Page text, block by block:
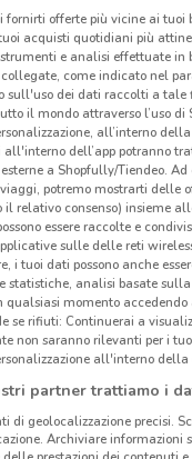
fornirti offerte più vicine ai tuoi
acquisti quotidiani più
e analisi effettuate
come indicato nel
sull'uso dei dati raccolti a tale
il mondo attraverso l’uso di
all’interno
all'interno dell’app potranno
a Shopfully/Tiendeo.
potremo mostrarti delle
il relativo consenso) insieme
essere raccolte e
sulle delle reti
i tuoi dati possono anche
statistiche, analisi basate
qualsiasi momento
se rifiuti: Continuerai a
non saranno rilevanti per i
all'interno della
partner trattiamo i
di geolocalizzazione precisi.
Archiviare informazioni